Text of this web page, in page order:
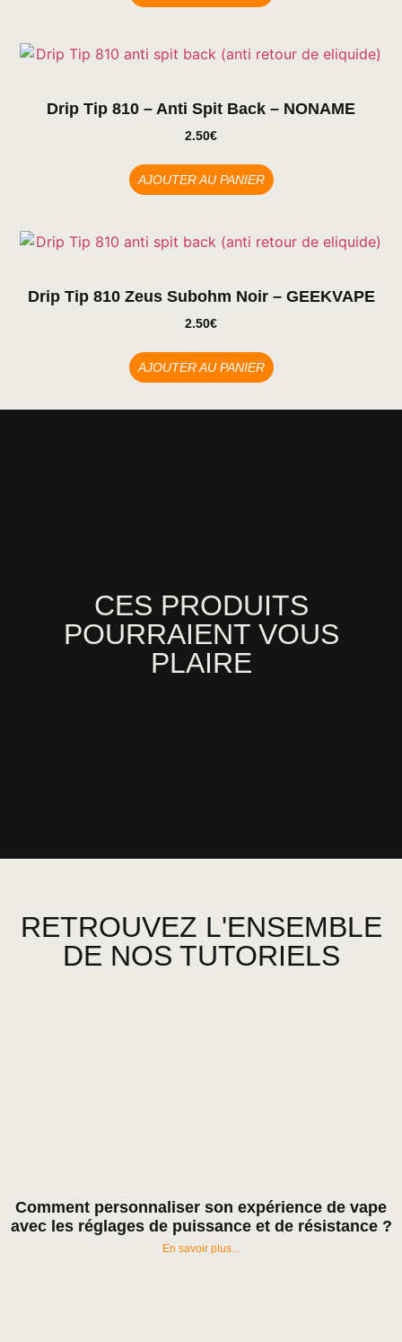
Drip Tip 810 – Anti Spit Back – NONAME
2.50€
AJOUTER AU PANIER
Drip Tip 810 Zeus Subohm Noir – GEEKVAPE
2.50€
AJOUTER AU PANIER
CES PRODUITS
POURRAIENT VOUS
PLAIRE
RETROUVEZ L'ENSEMBLE
DE NOS TUTORIELS
Comment personnaliser son expérience de vape
avec les réglages de puissance et de résistance ?
En savoir plus...